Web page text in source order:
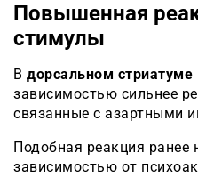
Повышенная
стимулы
В дорсальном стриатуме
зависимостью сильнее
связанные с азартными
Подобная реакция
зависимостью от